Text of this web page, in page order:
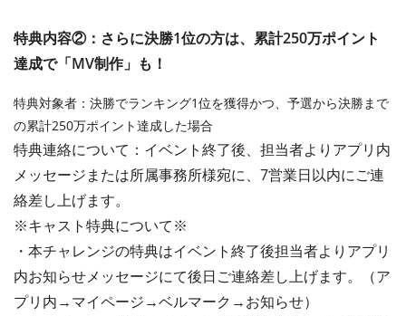
特典内容②：さらに決勝1位の方は、累計250万ポイント
達成で「MV制作」も！
特典対象者：決勝でランキング1位を獲得かつ、予選から決勝まで
の累計250万ポイント達成した場合
特典連絡について：イベント終了後、担当者よりアプリ内
メッセージまたは所属事務所様宛に、7営業日以内にご連
絡差し上げます。
※キャスト特典について※
・本チャレンジの特典はイベント終了後担当者よりアプリ
内お知らせメッセージにて後日ご連絡差し上げます。（ア
プリ 内→マイページ→ベルマーク→お知らせ）